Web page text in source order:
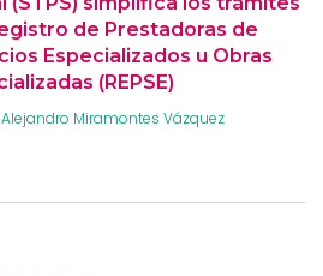
de Prestadoras de
Especializados u Obras
(REPSE)
Alejandro Miramontes Vázquez